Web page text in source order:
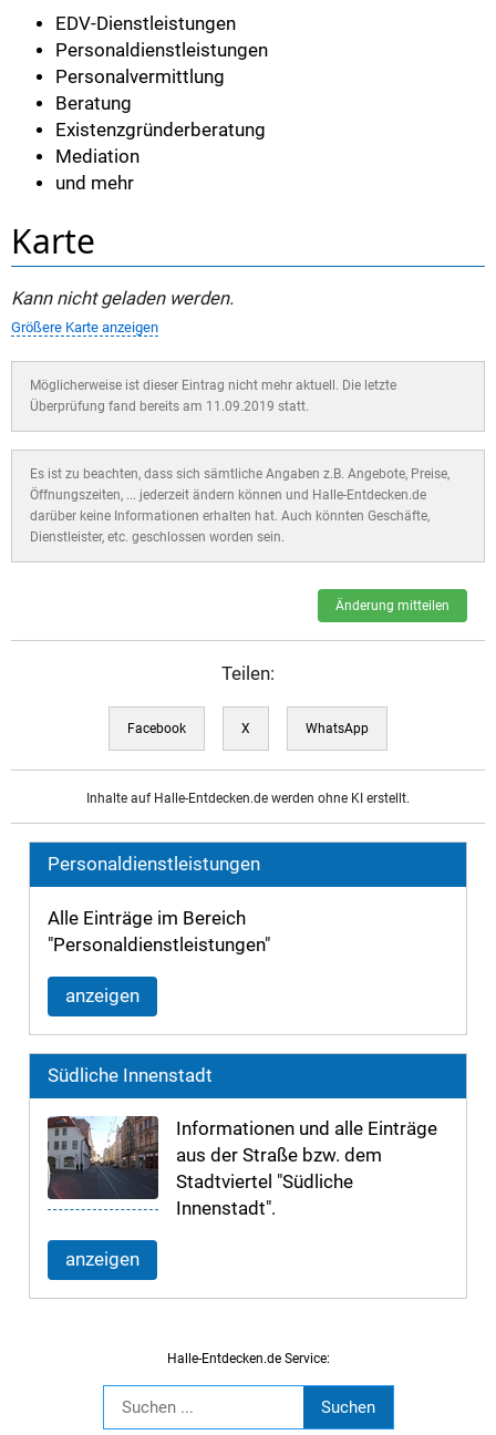
EDV-Dienstleistungen
Personaldienstleistungen
Personalvermittlung
Beratung
Existenzgründerberatung
Mediation
und mehr
Karte
Kann nicht geladen werden.
Größere Karte anzeigen
Möglicherweise ist dieser Eintrag nicht mehr aktuell. Die letzte
Überprüfung fand bereits am 11.09.2019 statt.
Es ist zu beachten, dass sich sämtliche Angaben z.B. Angebote, Preise,
Öffnungszeiten, ... jederzeit ändern können und Halle-Entdecken.de
darüber keine Informationen erhalten hat. Auch könnten Geschäfte,
Dienstleister, etc. geschlossen worden sein.
Änderung mitteilen
Teilen:
Facebook X WhatsApp
Inhalte auf Halle-Entdecken.de werden ohne KI erstellt.
Personaldienstleistungen
Alle Einträge im Bereich
"Personaldienstleistungen"
anzeigen
Südliche Innenstadt
Informationen und alle Einträge
aus der Straße bzw. dem
Stadtviertel "Südliche
Innenstadt".
anzeigen
Halle-Entdecken.de Service: